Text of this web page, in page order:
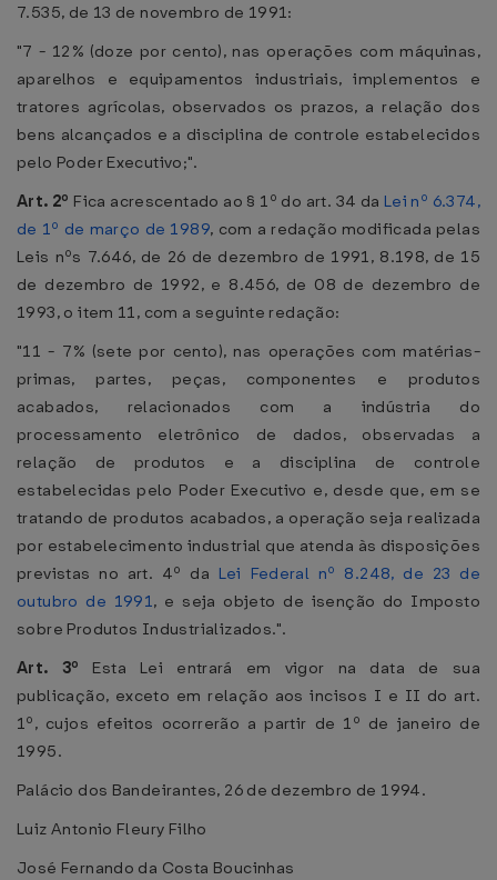
7.535, de 13 de novembro de 1991:
"7 - 12% (doze por cento), nas operações com máquinas,
aparelhos e equipamentos industriais, implementos e
tratores agrícolas, observados os prazos, a relação dos
bens alcançados e a disciplina de controle estabelecidos
pelo Poder Executivo;".
Art. 2º Fica acrescentado ao § 1º do art. 34 da Lei nº 6.374,
de 1º de março de 1989, com a redação modificada pelas
Leis nºs 7.646, de 26 de dezembro de 1991, 8.198, de 15
de dezembro de 1992, e 8.456, de 08 de dezembro de
1993, o item 11, com a seguinte redação:
"11 - 7% (sete por cento), nas operações com matérias-
primas, partes, peças, componentes e produtos
acabados, relacionados com a indústria do
processamento eletrônico de dados, observadas a
relação de produtos e a disciplina de controle
estabelecidas pelo Poder Executivo e, desde que, em se
tratando de produtos acabados, a operação seja realizada
por estabelecimento industrial que atenda às disposições
previstas no art. 4º da Lei Federal nº 8.248, de 23 de
outubro de 1991, e seja objeto de isenção do Imposto
sobre Produtos Industrializados.".
Art. 3º Esta Lei entrará em vigor na data de sua
publicação, exceto em relação aos incisos I e II do art.
1º, cujos efeitos ocorrerão a partir de 1º de janeiro de
1995.
Palácio dos Bandeirantes, 26 de dezembro de 1994.
Luiz Antonio Fleury Filho
José Fernando da Costa Boucinhas